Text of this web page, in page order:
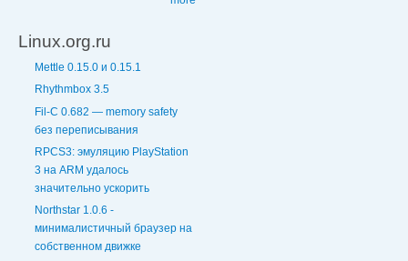
Linux.org.ru
Mettle 0.15.0 и 0.15.1
Rhythmbox 3.5
Fil-C 0.682 — memory safety
без переписывания
RPCS3: эмуляцию PlayStation
3 на ARM удалось
значительно ускорить
Northstar 1.0.6 -
минималистичный браузер на
собственном движке